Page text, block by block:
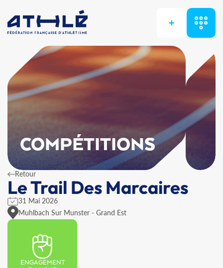
+
COMPÉTITIONS
Retour
Le Trail Des Marcaires
31 Mai 2026
Muhlbach Sur Munster - Grand Est
ENGAGEMENT